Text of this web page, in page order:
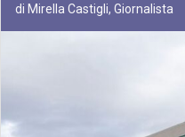
di Mirella Castigli, Giornalista